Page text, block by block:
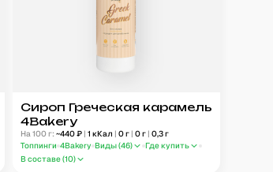
Сироп Греческая карамель
4Bakery
На 100 г: ~440₽ | 1 кКал | 0г | 0г | 0,3г
Топпинги 4Bakery Виды (46)
Где купить
В составе (10)